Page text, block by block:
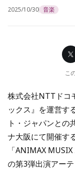
2025/10/30 音楽
こ
株式会社NTTドコ
ックス』を運営す
ト・ジャパンとの
ナ大阪にて開催す
「ANIMAX
の第3弾出演アーテ